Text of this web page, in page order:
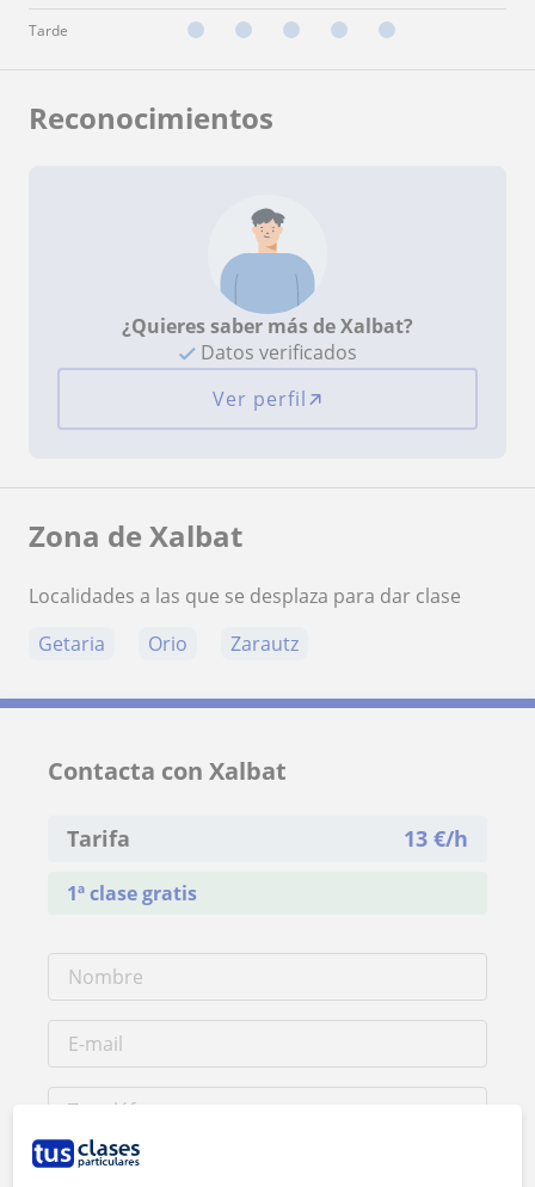
Tarde
Reconocimientos
¿Quieres saber más de Xalbat?
Datos verificados
Ver perfil
Zona de Xalbat
Localidades a las que se desplaza para dar clase
Getaria
Orio Zarautz
Contacta con Xalbat
Tarifa 13 €/h
1ª clase gratis